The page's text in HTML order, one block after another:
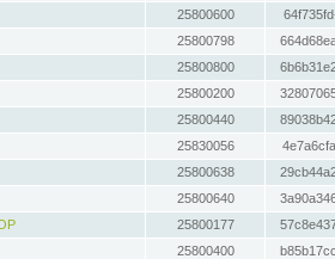
25800600
25800798
25800800
25800200
25800440
25830056
25800638
25800640
25800177
25800400